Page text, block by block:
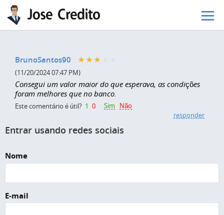
Pular para o conteúdo principal
BrunoSantos90
(11/20/2024 07:47 PM)
Consegui um valor maior do que esperava, as condições
foram melhores que no banco.
Este comentário é útil? 1 0 Sim
Não
responder
Entrar usando redes sociais
Nome
E-mail